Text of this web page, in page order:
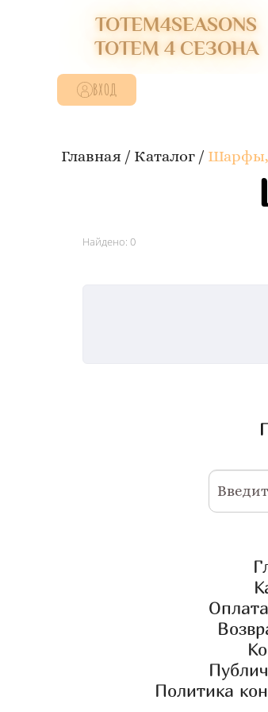
TOTEM4SEASONS
ТОТЕМ 4 СЕЗОНА
ВХОД
Главная / Каталог / Шарфы,
Найдено: 0
Политика